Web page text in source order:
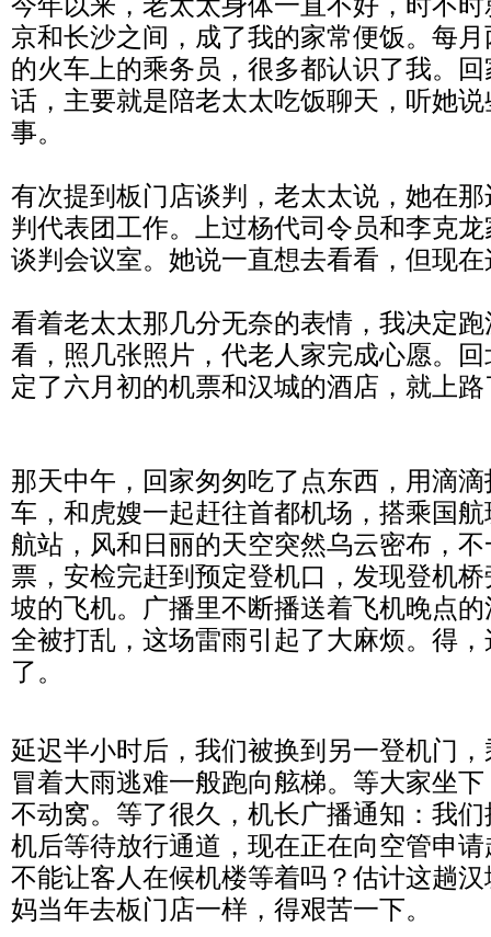
京和长沙之间，成了我的家常便饭。每
的火车上的乘务员，很多都认识了我。
话，主要就是陪老太太吃饭聊天，听她
事。
有次提到板门店谈判，老太太说，她在
判代表团工作。上过杨代司令员和李克
谈判会议室。她说一直想去看看，但现
看着老太太那几分无奈的表情，我决定
看，照几张照片，代老人家完成心愿。
定了六月初的机票和汉城的酒店，就上
那天中午，回家匆匆吃了点东西，用滴滴
车 ，和虎嫂一起赶往首都机场，搭乘国
航站，风和日丽的天空突然乌云密布，
票，安检完赶到预定登机口，发现登机
坡的飞机。广播里不断播送着飞机晚点
全被打乱，这场雷雨引起了大麻烦。得
了。
延迟半小时后，我们被换到另一登机门
冒着大雨逃难一般跑向舷梯。等大家坐
不动窝。等了很久，机长广播通知：我
机后等待放行通道，现在正在向空管申
不能让客人在候机楼等着吗？估计这趟
妈当年去板门店一样，得艰苦一下。